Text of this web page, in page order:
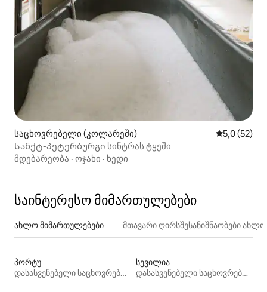
საცხოვრებელი (კოლარეში) საშუალო
5,0 (52)
Სანქტ-პეტერბურგი სინტრას ტყეში
მდებარეობა · ოჯახი · ხედი
საინტერესო მიმართულებები
ახლო მიმართულებები მთავარი ღირსშესანიშნაობები
პორტუ
დასასვენებელი საცხოვრებლები
სევილია
დასასვენებელი საცხოვრებლები